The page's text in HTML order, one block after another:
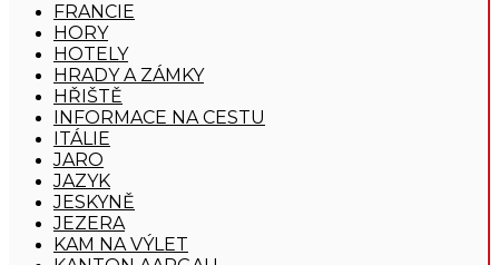
FRANCIE
HORY
HOTELY
HRADY A ZÁMKY
HŘIŠTĚ
INFORMACE NA CESTU
ITÁLIE
JARO
JAZYK
JESKYNĚ
JEZERA
KAM NA VÝLET